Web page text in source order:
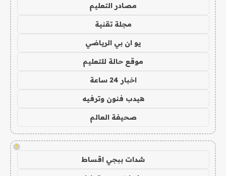
مصادر التعليم
مجلة تقنية
يو ان بي الرياضي
موقع حالة للتعليم
اخبار 24 ساعة
هيدب فنون وترفيه
صحيفة العالم
!
شدات ببجي اقساط